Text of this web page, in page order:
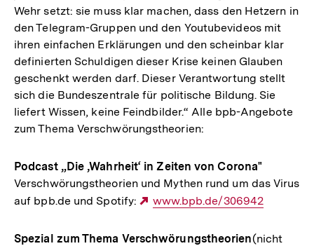
Wehr setzt: sie muss klar machen, dass den Hetzern in
den Telegram-Gruppen und den Youtubevideos mit
ihren einfachen Erklärungen und den scheinbar klar
definierten Schuldigen dieser Krise keinen Glauben
geschenkt werden darf. Dieser Verantwortung stellt
sich die Bundeszentrale für politische Bildung. Sie
liefert Wissen, keine Feindbilder.“ Alle bpb-Angebote
zum Thema Verschwörungstheorien:
Podcast „Die ‚Wahrheit‘ in Zeiten von Corona"
Verschwörungstheorien und Mythen rund um das Virus
auf bpb.de und Spotify:
Externer
www.bpb.de/306942
Spezial zum Thema Verschwörungstheorien(nicht